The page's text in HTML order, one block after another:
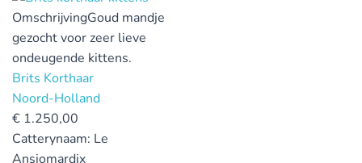
OmschrijvingGoud mandje
gezocht voor zeer lieve
ondeugende kittens.
Brits Korthaar
Noord-Holland
€ 1.250,00
Catterynaam: Le
Ansiomardix